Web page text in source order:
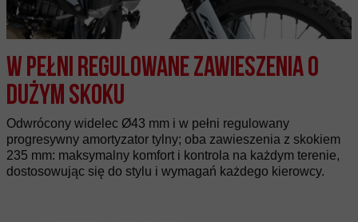
W pełni regulowane zawieszenia o
dużym skoku
Odwrócony widelec Ø43 mm i w pełni regulowany
progresywny amortyzator tylny; oba zawieszenia z skokiem
235 mm: maksymalny komfort i kontrola na każdym terenie,
dostosowując się do stylu i wymagań każdego kierowcy.